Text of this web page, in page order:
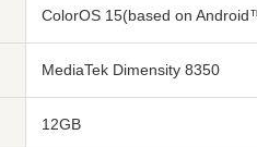
ColorOS 15(based on
MediaTek Dimensity 8350
12GB